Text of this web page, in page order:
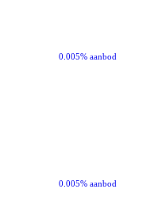
0.005% aanbod
0.005% aanbod